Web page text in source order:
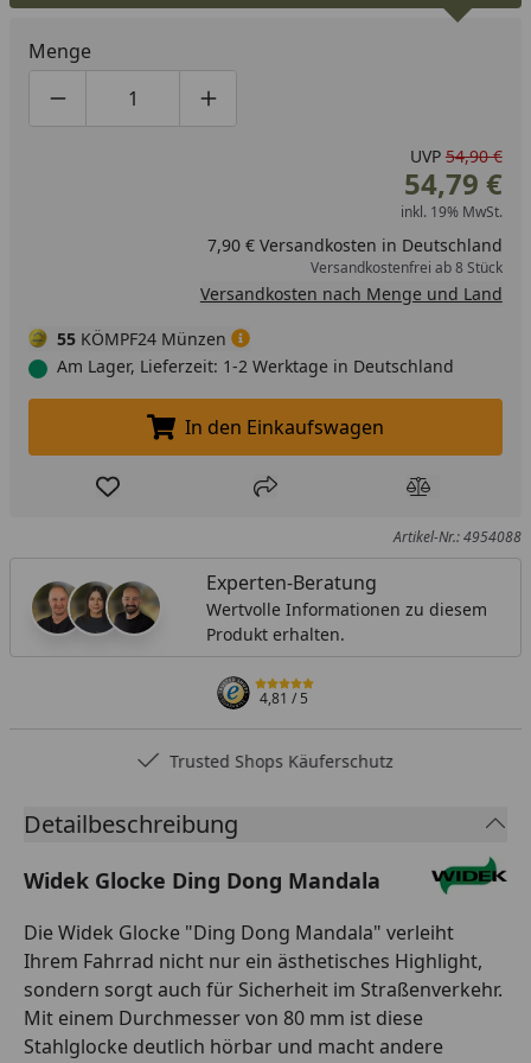
Menge
Produktmenge um eins verringern
Produktmenge manuell eingeben
Produktmenge um eins erhöhen
UVP 54,90 €
54,79 €
inkl. 19% MwSt.
7,90 € Versandkosten in Deutschland
Versandkostenfrei ab 8 Stück
Versandkosten nach Menge und Land
55 KÖMPF24 Münzen
Am Lager, Lieferzeit: 1-2 Werktage in Deutschland
In den Einkaufswagen legen
In den Einkaufswagen
Produkt zur Wunschliste hinzufügen
Teilen Produkt
Artikel-Nr.: 4954088
Experten-Beratung
Wertvolle Informationen zu diesem
Produkt erhalten.
4,81/ 5
Trusted Shops Käuferschutz
Detailbeschreibung
Widek Glocke Ding Dong Mandala
Die Widek Glocke "Ding Dong Mandala" verleiht
Ihrem Fahrrad nicht nur ein ästhetisches Highlight,
sondern sorgt auch für Sicherheit im Straßenverkehr.
Mit einem Durchmesser von 80 mm ist diese
Stahlglocke deutlich hörbar und macht andere